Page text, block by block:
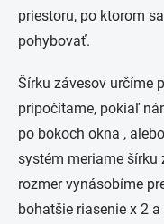
priestoru, po ktorom
pohybovať.
Šírku závesov určíme
pripočítame, pokiaľ
po bokoch okna ,
systém meriame šírku
rozmer vynásobíme
bohatšie riasenie x 2